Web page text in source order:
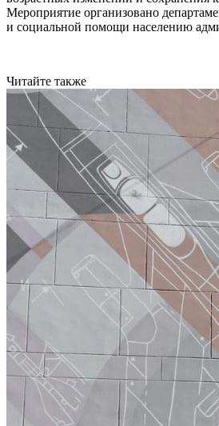
Мероприятие организовано
и социальной помощи населению
Читайте также